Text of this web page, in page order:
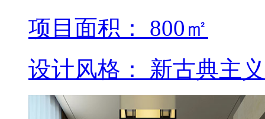
项目面积： 800㎡
设计风格： 新古典主义